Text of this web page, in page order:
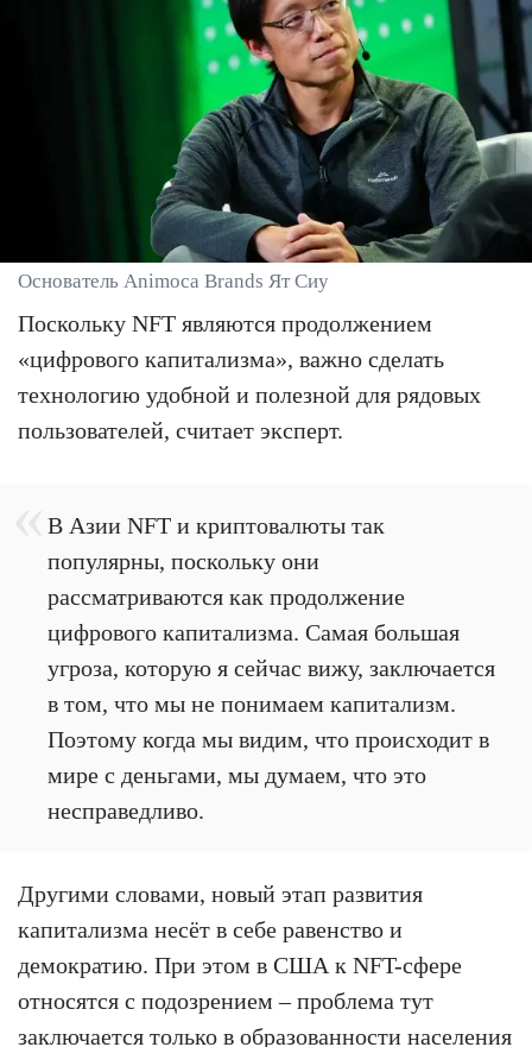
Основатель Animoca Brands Ят Сиу
Поскольку NFT являются продолжением
«цифрового капитализма», важно сделать
технологию удобной и полезной для рядовых
пользователей, считает эксперт.
В Азии NFT и криптовалюты так
популярны, поскольку они
рассматриваются как продолжение
цифрового капитализма. Самая большая
угроза, которую я сейчас вижу, заключается
в том, что мы не понимаем капитализм.
Поэтому когда мы видим, что происходит в
мире с деньгами, мы думаем, что это
несправедливо.
Другими словами, новый этап развития
капитализма несёт в себе равенство и
демократию. При этом в США к NFT-сфере
относятся с подозрением – проблема тут
заключается только в образованности населения